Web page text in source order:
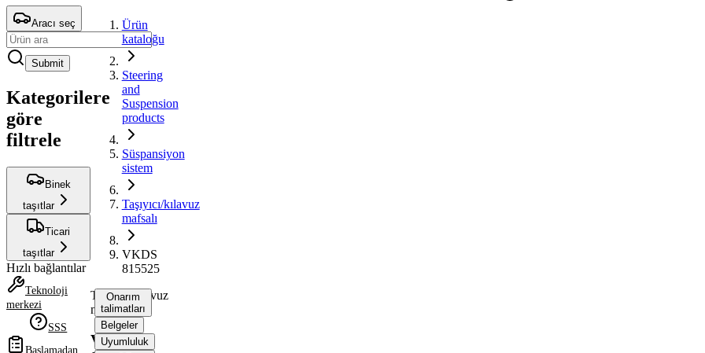
Aracı seç
Submit
Kategorilere
göre
filtrele
Binek
taşıtlar
Ticari
taşıtlar
Hızlı bağlantılar
Teknoloji
merkezi
SSS
Başlamadan
Ürün
kataloğu
Steering
and
Suspension
products
Süspansiyon
sistem
Taşıyıcı/kılavuz
mafsalı
VKDS
815525
Taşıyıcı/kılavuz
mafsalı
VKDS
Onarım
talimatları
Belgeler
Uyumluluk